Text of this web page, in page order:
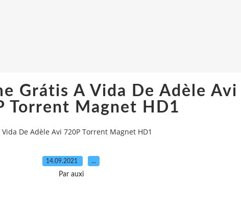
Grátis A Vida De Adèle Avi
Torrent Magnet HD1
De Adèle Avi 720P Torrent Magnet HD1
14.09.2021 …
Par auxi